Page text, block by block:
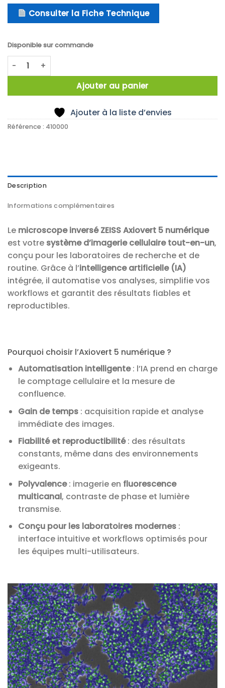
Consulter la Fiche Technique
Disponible sur commande
quantité de ZEISS Axiovert 5 Digital – Microscope
Ajouter au panier
Ajouter à la liste d’envies
Référence : 410000
Description
Informations complémentaires
Le microscope inversé ZEISS Axiovert 5 numérique
est votre système d’imagerie cellulaire tout-en-un,
conçu pour les laboratoires de recherche et de
routine. Grâce à l’intelligence artificielle (IA)
intégrée, il automatise vos analyses, simplifie vos
workflows et garantit des résultats fiables et
reproductibles.
Pourquoi choisir l’Axiovert 5 numérique ?
Automatisation intelligente: l’IA prend en charge
le comptage cellulaire et la mesure de
confluence.
Gain de temps: acquisition rapide et analyse
immédiate des images.
Fiabilité et reproductibilité: des résultats
constants, même dans des environnements
exigeants.
Polyvalence: imagerie en fluorescence
multicanal, contraste de phase et lumière
transmise.
Conçu pour les laboratoires modernes:
interface intuitive et workflows optimisés pour
les équipes multi-utilisateurs.